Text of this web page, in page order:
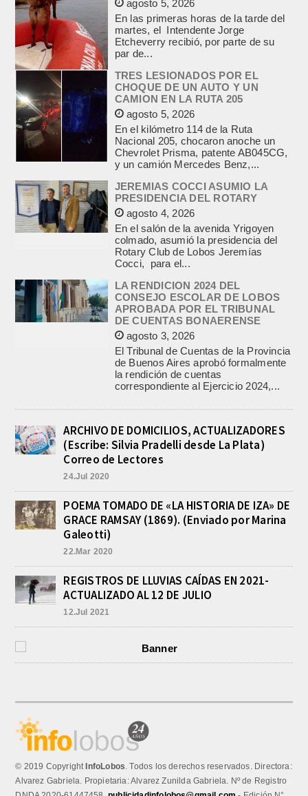
agosto 5, 2026
En las primeras horas de la tarde del
martes, el Intendente Jorge
Etcheverry recibió, por parte de su
par de...
TRES LESIONADOS POR EL
CHOQUE DE UN AUTO Y UN
CAMION EN LA RUTA 205
agosto 5, 2026
En el kilómetro 114 de la Ruta
Nacional 205, chocaron anoche un
Chevrolet Prisma, patente AB045CG,
y un camión Mercedes Benz,...
JEREMIAS COCCI ASUMIO LA
PRESIDENCIA DEL ROTARY
agosto 4, 2026
En el salón de la avenida Yrigoyen
colmado, asumió la presidencia del
Rotary Club de Lobos Jeremías
Cocci, para el...
LA RENDICION 2024 DEL
CONSEJO ESCOLAR DE LOBOS
APROBADA POR EL TRIBUNAL
DE CUENTAS BONAERENSE
agosto 3, 2026
El Tribunal de Cuentas de la Provincia
de Buenos Aires aprobó formalmente
la rendición de cuentas
correspondiente al Ejercicio 2024,...
ARCHIVO DE DOMICILIOS, ACTUALIZADORES
(Escribe: Silvia Pradelli desde La Plata)
Correo de Lectores
24.Jul 2020
POEMA TOMADO DE «LA HISTORIA DE IZA» DE
GRACE RAMSAY (1869). (Enviado por Marina
Galeotti)
22.Mar 2020
REGISTROS DE LLUVIAS CAÍDAS EN 2021-
ACTUALIZADO AL 12 DE JULIO
12.Jul 2021
© 2019 Copyright InfoLobos. Todos los derechos reservados. Directora:
Alvarez Gabriela. Propietaria: Alvarez Zunilda Gabriela. Nº de Registro